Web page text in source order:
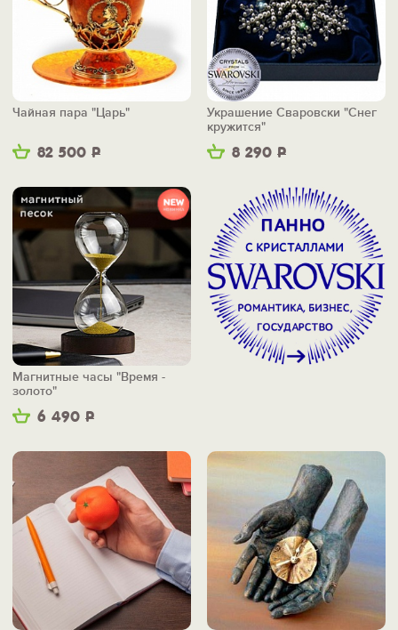
82 500 Р
Чайная пара "Царь"
8 290 Р
Украшение Сваровски "Снег
кружится"
6 490 Р
Магнитные часы "Время -
золото"